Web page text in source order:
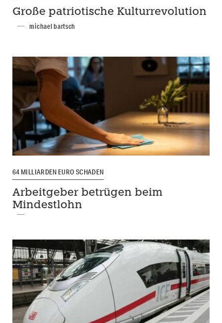
Große patriotische Kulturrevolution
michael bartsch
64 MILLIARDEN EURO SCHADEN
Arbeitgeber betrügen beim
Mindestlohn